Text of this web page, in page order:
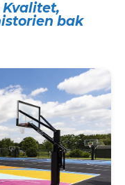
bak